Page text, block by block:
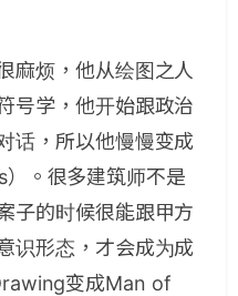
麻烦，他从绘图之人
号学，他开始跟政治
话，所以他慢慢变成
。很多建筑师不是
子的时候很能跟甲方
识形态，才会成为成
变成Man of